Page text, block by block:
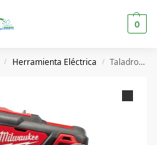
0
/ Herramienta Eléctrica / Taladro percutor M12 BPD-202C